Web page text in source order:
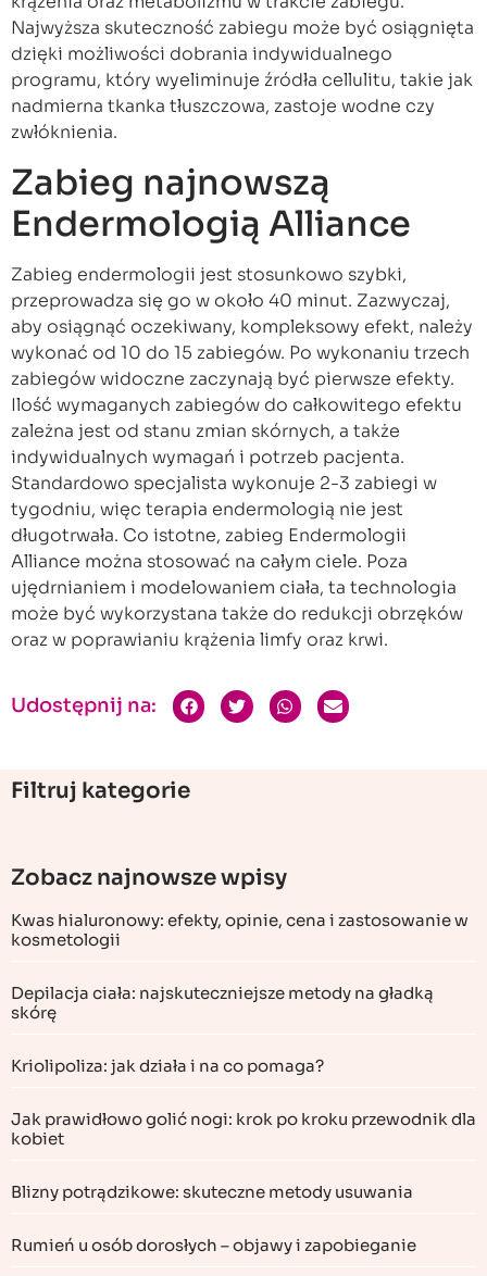
Najwyższa skuteczność zabiegu może być osiągnięta
dzięki możliwości dobrania indywidualnego
programu, który wyeliminuje źródła cellulitu, takie jak
nadmierna tkanka tłuszczowa, zastoje wodne czy
zwłóknienia.
Zabieg najnowszą
Endermologią Alliance
Zabieg endermologii jest stosunkowo szybki,
przeprowadza się go w około 40 minut. Zazwyczaj,
aby osiągnąć oczekiwany, kompleksowy efekt, należy
wykonać od 10 do 15 zabiegów. Po wykonaniu trzech
zabiegów widoczne zaczynają być pierwsze efekty.
Ilość wymaganych zabiegów do całkowitego efektu
zależna jest od stanu zmian skórnych, a także
indywidualnych wymagań i potrzeb pacjenta.
Standardowo specjalista wykonuje 2-3 zabiegi w
tygodniu, więc terapia endermologią nie jest
długotrwała. Co istotne, zabieg Endermologii
Alliance można stosować na całym ciele. Poza
ujędrnianiem i modelowaniem ciała, ta technologia
może być wykorzystana także do redukcji obrzęków
oraz w poprawianiu krążenia limfy oraz krwi.
Udostępnij na:
Filtruj kategorie
Zobacz najnowsze wpisy
Kwas hialuronowy: efekty, opinie, cena i zastosowanie w
kosmetologii
Depilacja ciała: najskuteczniejsze metody na gładką
skórę
Kriolipoliza: jak działa i na co pomaga?
Jak prawidłowo golić nogi: krok po kroku przewodnik dla
kobiet
Blizny potrądzikowe: skuteczne metody usuwania
Rumień u osób dorosłych – objawy i zapobieganie